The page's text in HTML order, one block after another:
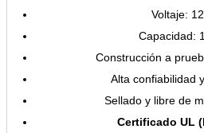
Voltaje:
Capacidad:
Construcción a
Alta confiabilidad
Sellado y libre de
Certificado UL